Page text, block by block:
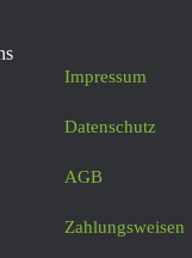
Impressum
Datenschutz
AGB
Zahlungsweisen